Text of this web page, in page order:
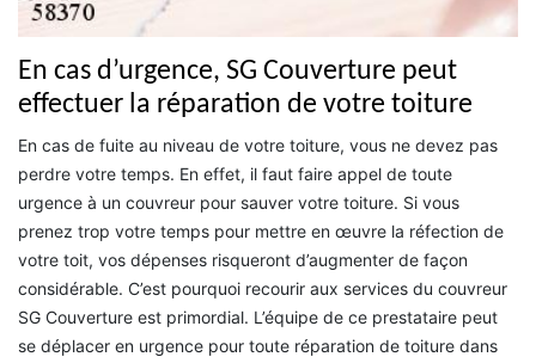
En cas d’urgence, SG Couverture peut
effectuer la réparation de votre toiture
En cas de fuite au niveau de votre toiture, vous ne devez pas
perdre votre temps. En effet, il faut faire appel de toute
urgence à un couvreur pour sauver votre toiture. Si vous
prenez trop votre temps pour mettre en œuvre la réfection de
votre toit, vos dépenses risqueront d’augmenter de façon
considérable. C’est pourquoi recourir aux services du couvreur
SG Couverture est primordial. L’équipe de ce prestataire peut
se déplacer en urgence pour toute réparation de toiture dans